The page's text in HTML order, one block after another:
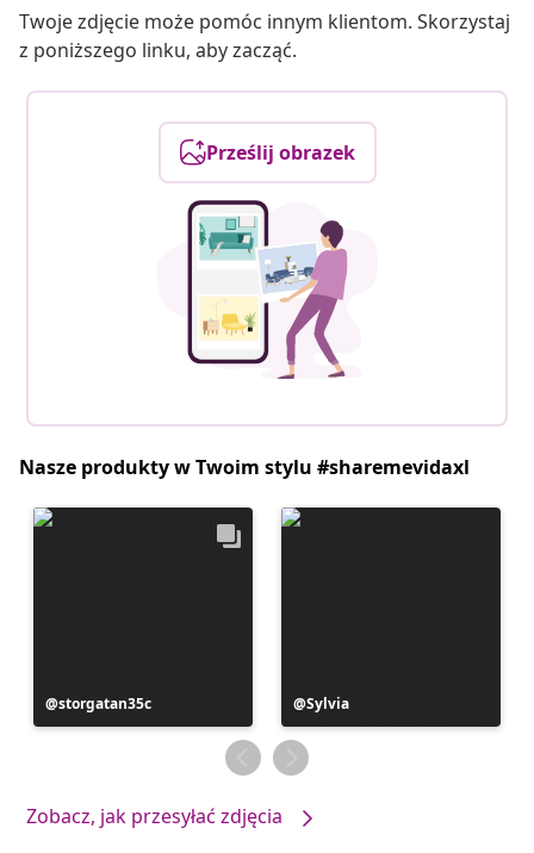
Twoje zdjęcie może pomóc innym klientom. Skorzystaj
z poniższego linku, aby zacząć.
Prześlij obrazek
Nasze produkty w Twoim stylu #sharemevidaxl
Post
opublikowany
storgatan35c
Post
opublikowany
przez
Sylvia
Zobacz, jak przesyłać zdjęcia